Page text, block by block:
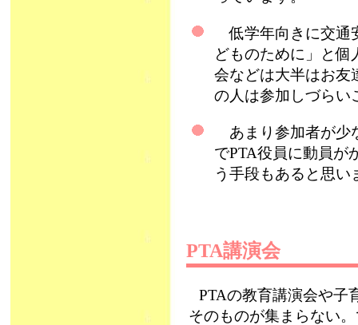
低学年向きに交通
どものために」と
会などは大半はお友
の人は参加しづらい
あまり参加者が少
でPTA役員に動員が
う手段もあると思
PTA講演会
PTAの教育講演会や子
そのものが集まらない